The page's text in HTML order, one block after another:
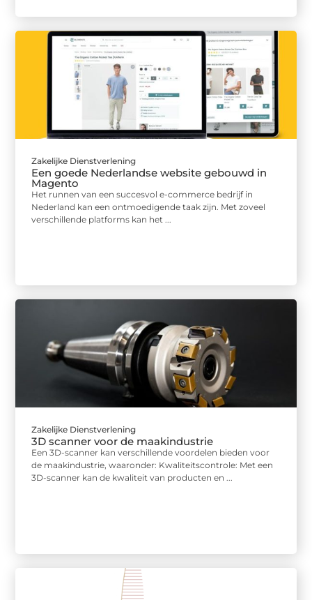
Zakelijke Dienstverlening
Een goede Nederlandse website gebouwd in
Magento
Het runnen van een succesvol e-commerce bedrijf in
Nederland kan een ontmoedigende taak zijn. Met zoveel
verschillende platforms kan het ...
Zakelijke Dienstverlening
3D scanner voor de maakindustrie
Een 3D-scanner kan verschillende voordelen bieden voor
de maakindustrie, waaronder: Kwaliteitscontrole: Met een
3D-scanner kan de kwaliteit van producten en ...